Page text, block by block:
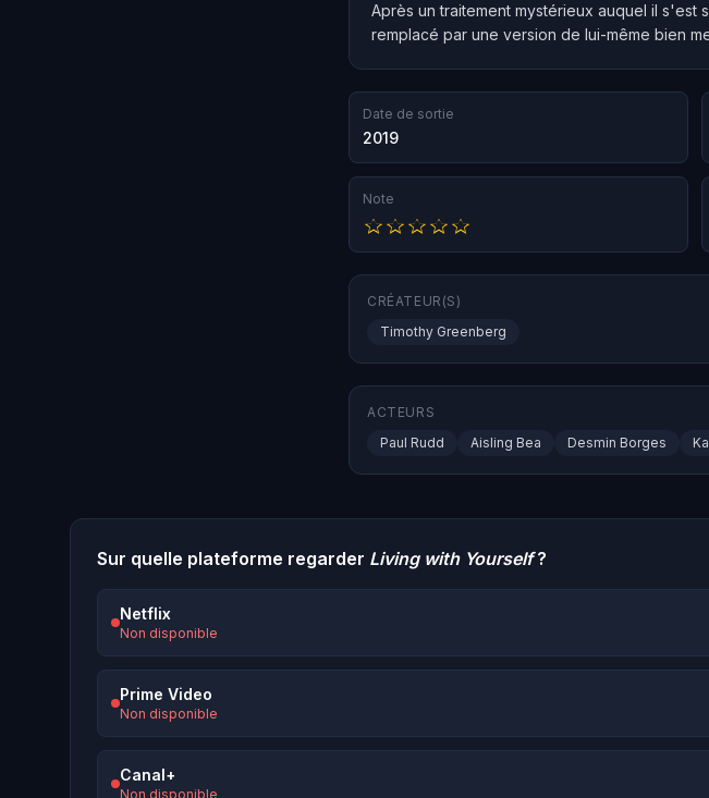
Après un traitement mystérieux auquel il s'est
remplacé par une version de lui-même bien
Date de sortie
2019
Note
CRÉATEUR(S)
Timothy Greenberg
ACTEURS
Paul Rudd
Aisling Bea Desmin Borges
Sur quelle plateforme regarder Living with Yourself?
Netflix
Non disponible
Prime Video
Non disponible
Canal+
Non disponible